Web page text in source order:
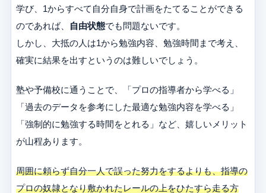
学び、1からすべて自分自身で計画をたてることができる
のであれば、
自由状態でも問題ないです。
しかし、大抵の人は1から勉強内容、勉強時間まで考え、
確実に結果を出すというのは難しいでしょう。
塾や予備校に通うことで、「プロの指導者から学べる」
「過去のデータを参考にした最適な勉強内容を学べる」
「強制的に勉強する時間をとれる」など、嬉しいメリット
が山程あります。
周囲に頼らず自分一人で誤った努力をするよりも、指導の
プロの奴隷となり敷かれたレールの上をひたすら走る方